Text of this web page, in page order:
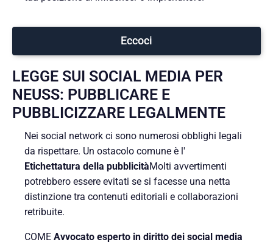
Eccoci
LEGGE SUI SOCIAL MEDIA PER
NEUSS: PUBBLICARE E
PUBBLICIZZARE LEGALMENTE
Nei social network ci sono numerosi obblighi legali
da rispettare. Un ostacolo comune è l'
Etichettatura della pubblicitàMolti avvertimenti
potrebbero essere evitati se si facesse una netta
distinzione tra contenuti editoriali e collaborazioni
retribuite.
COME Avvocato esperto in diritto dei social media